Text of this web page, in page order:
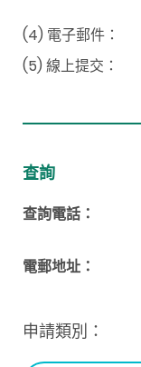
(4) 電子郵件：
(5) 線上提交：
查詢
查詢電話：
電郵地址：
申請類別：